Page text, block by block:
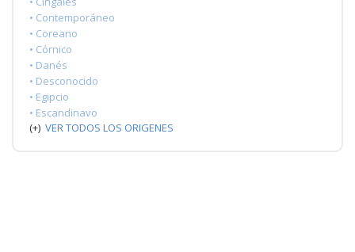
• Contemporáneo
• Coreano
• Córnico
• Danés
• Desconocido
• Egipcio
• Escandinavo
(+) VER TODOS LOS ORIGENES